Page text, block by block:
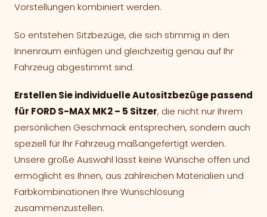
Vorstellungen kombiniert werden.
So entstehen Sitzbezüge, die sich stimmig in den
Innenraum einfügen und gleichzeitig genau auf Ihr
Fahrzeug abgestimmt sind.
Erstellen Sie individuelle Autositzbezüge passend
für FORD S-MAX MK2 – 5 Sitzer, die nicht nur Ihrem
persönlichen Geschmack entsprechen, sondern auch
speziell für Ihr Fahrzeug maßangefertigt werden.
Unsere große Auswahl lässt keine Wünsche offen und
ermöglicht es Ihnen, aus zahlreichen Materialien und
Farbkombinationen Ihre Wunschlösung
zusammenzustellen.